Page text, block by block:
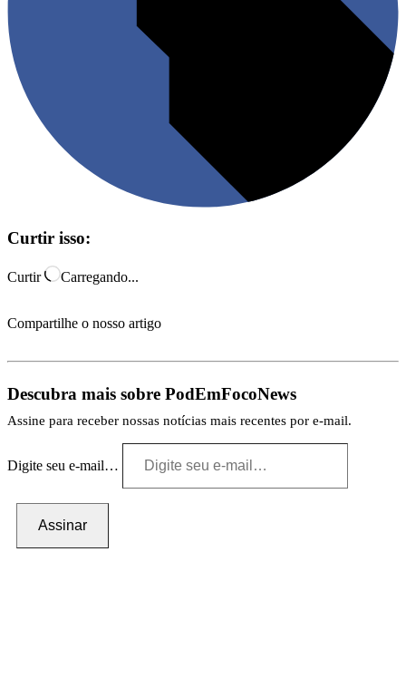
Curtir isso:
Curtir Carregando...
Compartilhe o nosso artigo
Descubra mais sobre PodEmFocoNews
Assine para receber nossas notícias mais recentes por e-mail.
Digite seu e-mail…
Assinar